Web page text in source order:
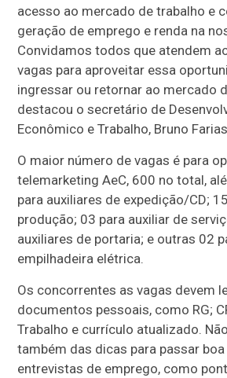
acesso ao mercado de trabalho e
geração de emprego e renda na
Convidamos todos que atendem
vagas para aproveitar essa
ingressar ou retornar ao mercado
destacou o secretário de
Econômico e Trabalho, Bruno
O maior número de vagas é para
telemarketing AeC, 600 no total,
para auxiliares de expedição/CD;
produção; 03 para auxiliar de
auxiliares de portaria; e outras 02
empilhadeira elétrica.
Os concorrentes as vagas devem
documentos pessoais, como RG;
Trabalho e currículo atualizado.
também das dicas para passar
entrevistas de emprego, como